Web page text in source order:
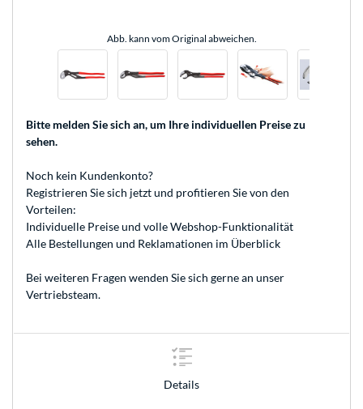
Abb. kann vom Original abweichen.
Bitte melden Sie sich an, um Ihre individuellen Preise zu
sehen.
Noch kein Kundenkonto?
Registrieren Sie sich jetzt und profitieren Sie von den
Vorteilen:
Individuelle Preise und volle Webshop-Funktionalität
Alle Bestellungen und Reklamationen im Überblick
Bei weiteren Fragen wenden Sie sich gerne an unser
Vertriebsteam.
Details